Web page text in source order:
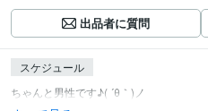
出品者に質問
スケジュール